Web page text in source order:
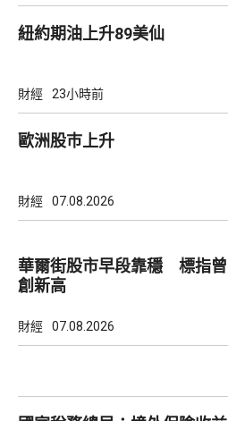
紐約期油上升89美仙
財經 23小時前
歐洲股巿上升
財經 07.08.2026
華爾街股市早段靠穩 標指曾
創新高
財經 07.08.2026